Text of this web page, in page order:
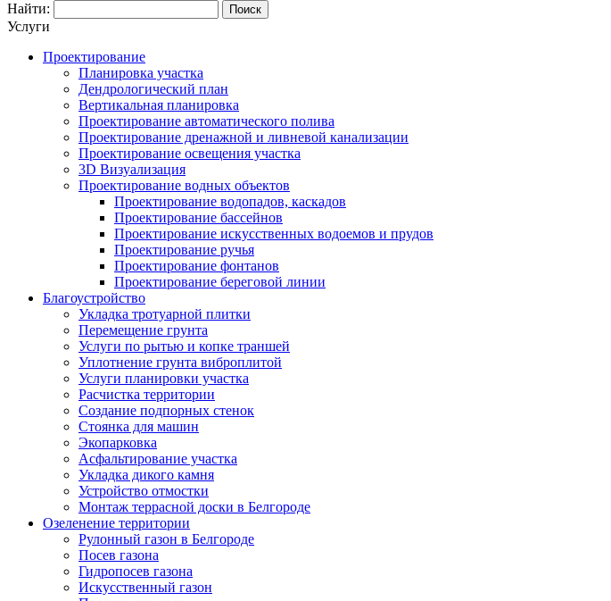
Найти:
Услуги
Проектирование
Планировка участка
Дендрологический план
Вертикальная планировка
Проектирование автоматического полива
Проектирование дренажной и ливневой канализации
Проектирование освещения участка
3D Визуализация
Проектирование водных объектов
Проектирование водопадов, каскадов
Проектирование бассейнов
Проектирование искусственных водоемов и прудов
Проектирование ручья
Проектирование фонтанов
Проектирование береговой линии
Благоустройство
Укладка тротуарной плитки
Перемещение грунта
Услуги по рытью и копке траншей
Уплотнение грунта виброплитой
Услуги планировки участка
Расчистка территории
Создание подпорных стенок
Стоянка для машин
Экопарковка
Асфальтирование участка
Укладка дикого камня
Устройство отмостки
Монтаж террасной доски в Белгороде
Озеленение территории
Рулонный газон в Белгороде
Посев газона
Гидропосев газона
Искусственный газон